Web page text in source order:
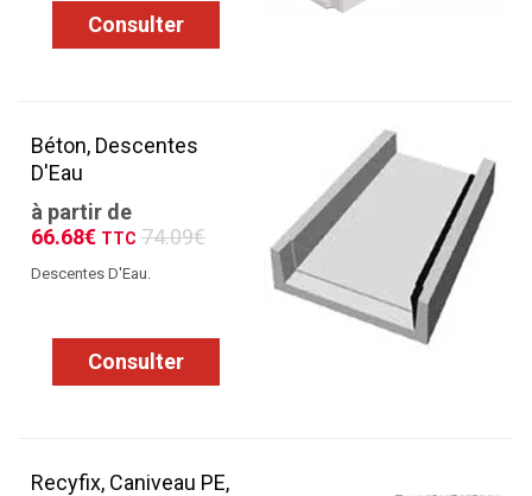
Consulter
Béton, Descentes
D'Eau
à partir de
66.68€ TTC 74.09€
Descentes D'Eau.
Consulter
Recyfix, Caniveau PE,